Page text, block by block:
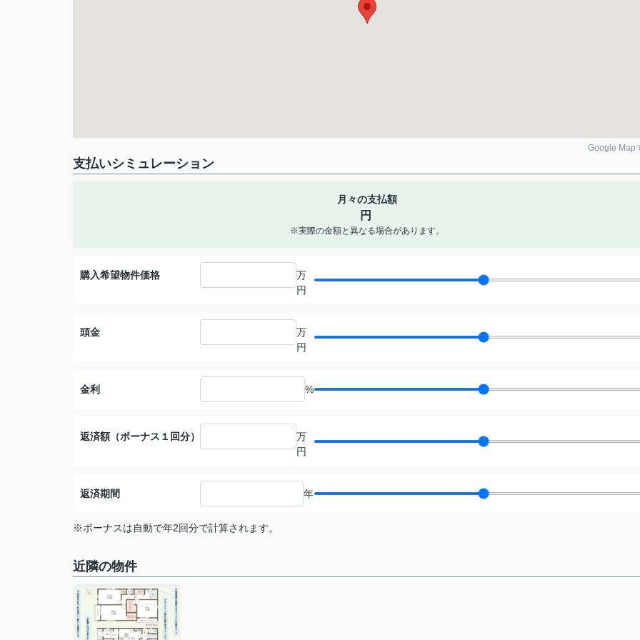
Google Map
支払いシミュレーション
月々の支払額
円
※実際の金額と異なる場合があります。
購入希望物件価格
万
円
頭金
万
円
金利 %
返済額（ボーナス１回分）
万
円
返済期間 年
※ボーナスは自動で年2回分で計算されます。
近隣の物件